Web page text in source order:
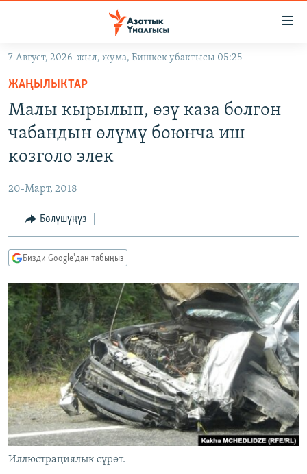
Навигацияга
өтүңүз
Издөөгө
салыңызКЫРГЫЗСТАН
МАДАНИЯТ
ДҮЙНӨ
ТВ ПРОГРАММАЛАР
БҮГҮН АЗАТТЫКТА
ДАНИСТЕ
ЭЖЕ-СИҢДИЛЕР
АЗАТТЫК+
ЫҢГАЙСЫЗ СУРООЛОР
ПОДКАСТ
Русский
ОНЛАЙН ШЕРИНЕ
ЭЕ/АРнун бардык сайттары
7-Август, 2026-жыл, жума, Бишкек убактысы 05:25
ЖАҢЫЛЫКТАР
Малы кырылып, өзү каза болгон
чабандын өлүмү боюнча иш
козголо элек
20-Март, 2018
Бөлүшүңүз
Бизди Google'дан табыңыз
Иллюстрациялык сүрөт.